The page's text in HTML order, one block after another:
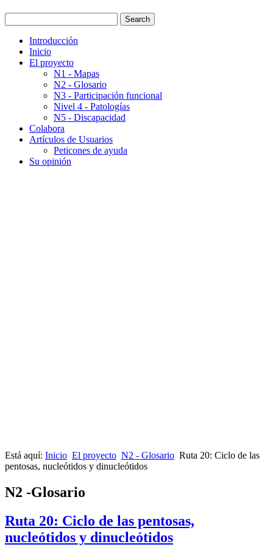
Introducción
Inicio
El proyecto
N1 - Mapas
N2 - Glosario
N3 - Participación funcional
Nivel 4 - Patologías
N5 - Discapacidad
Colabora
Artículos de Usuarios
Peticones de ayuda
Su opinión
Está aquí: Inicio El proyecto N2 - Glosario Ruta 20: Ciclo de las
pentosas, nucleótidos y dinucleótidos
N2 -Glosario
Ruta 20: Ciclo de las pentosas,
nucleótidos y dinucleótidos